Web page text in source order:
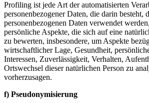
Profiling ist jede Art der automatisierten
personenbezogener Daten, die darin besteht,
personenbezogenen Daten verwendet
persönliche Aspekte, die sich auf eine
zu bewerten, insbesondere, um Aspekte
wirtschaftlicher Lage, Gesundheit,
Interessen, Zuverlässigkeit, Verhalten,
Ortswechsel dieser natürlichen Person zu
vorherzusagen.
f) Pseudonymisierung